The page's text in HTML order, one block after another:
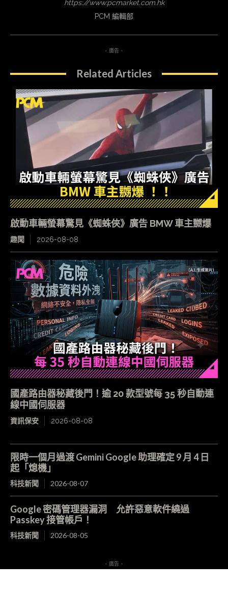
https://www.pcmarket.com.hk
PCM 編輯部
- 廣告 -
Related Articles
啟動車輛螢幕驚見《蜘蛛俠》廣告 BMW 車主嬲爆
趣聞 2026-08-08
國產路由器秘藏後門！逾 20 款型號每 35 秒自動連
線中國伺服器
資訊保安 2026-08-08
限時一個月過渡 Gemini Google 助理確定 9 月 4 日
起「熄機」
科技新聞 2026-08-07
Google 密碼管理器漏洞 允許惡意軟件繞過
Passkey 接管帳戶！
科技新聞 2026-08-05
- 廣告 -